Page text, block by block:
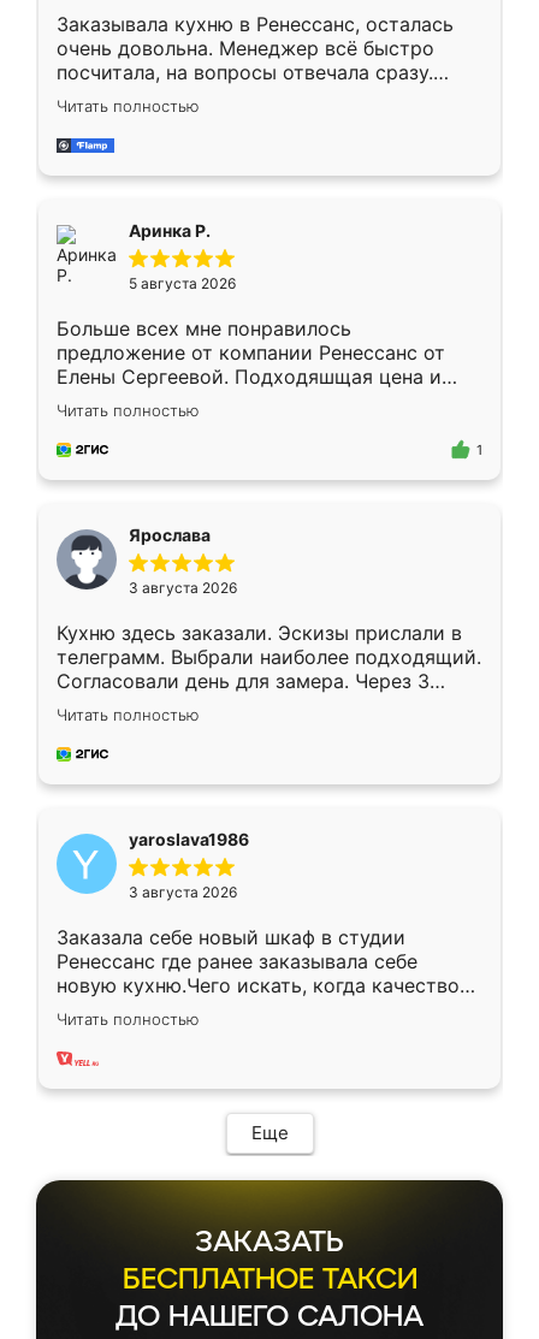
Заказывала кухню в Ренессанс, осталась
очень довольна. Менеджер всё быстро
посчитала, на вопросы отвечала сразу.
Замерщик приехал в субботу, подошёл к
делу со всей ответственностью. Собрали
за день, ребята работали аккуратно, даже
Читать полностью
Аринка Р.
5 августа 2026
Больше всех мне понравилось
предложение от компании Ренессанс от
Елены Сергеевой. Подходяшщая цена и
короткие сроки изготовления. Приехавший
для замера сотрудник Владислав
предложил по моему эскизу самый
Читать полностью
1
Ярослава
3 августа 2026
Кухню здесь заказали. Эскизы прислали в
телеграмм. Выбрали наиболее подходящий.
Согласовали день для замера. Через 3
недели кухня была уже готова. Остались
довольны работой. Спасибо Ренессанс
мебель за качественную работу!
Читать полностью
yaroslava1986
3 августа 2026
Заказала себе новый шкаф в студии
Ренессанс где ранее заказывала себе
новую кухню.Чего искать, когда качеством
вполне довольна. Служит кухня уже почти
два года, нареканий нет.
Читать полностью
Еще
ЗАКАЗАТЬ
БЕСПЛАТНОЕ ТАКСИ
ДО НАШЕГО САЛОНА